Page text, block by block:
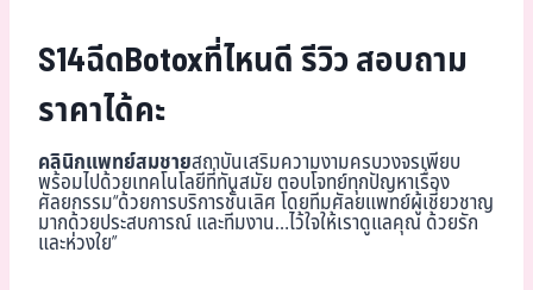
S14ฉีดBotoxที่ไหนดี รีวิว สอบถาม
ราคาได้คะ
คลินิกแพทย์สมชายสถาบันเสริมความงามครบวงจรเพียบ
พร้อมไปด้วยเทคโนโลยีที่ทันสมัย ตอบโจทย์ทุกปัญหาเรื่อง
ศัลยกรรม“ด้วยการบริการชั้นเลิศ โดยทีมศัลยแพทย์ผู้เชี่ยวชาญ
มากด้วยประสบการณ์ และทีมงาน…ไว้ใจให้เราดูแลคุณ ด้วยรัก
และห่วงใย”